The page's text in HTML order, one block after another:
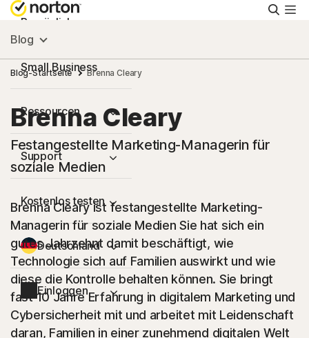
Persönlich
Small Business
Ressourcen
Support
Kostenlos testen
Deutschland
Einloggen
Blog
Blog-Startseite Brenna Cleary
Brenna Cleary
Festangestellte Marketing-Managerin für
soziale Medien
Brenna Cleary ist festangestellte Marketing-
Managerin für soziale Medien Sie hat sich ein
gutes Jahrzehnt damit beschäftigt, wie
Technologie sich auf Familien auswirkt und wie
diese die Kontrolle behalten können. Sie bringt
fast 10 Jahre Erfahrung in digitalem Marketing und
Cybersicherheit mit und arbeitet mit Leidenschaft
daran, Familien in einer zunehmend digitalen Welt